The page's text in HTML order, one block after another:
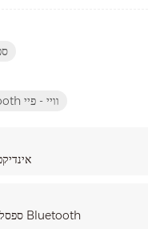
מחוון ספירה תעשייתי אופציונלי Bluetooth וויי - פיי
ספסל קנה מידה דיגיטלי שקילה מחוון Bluetooth